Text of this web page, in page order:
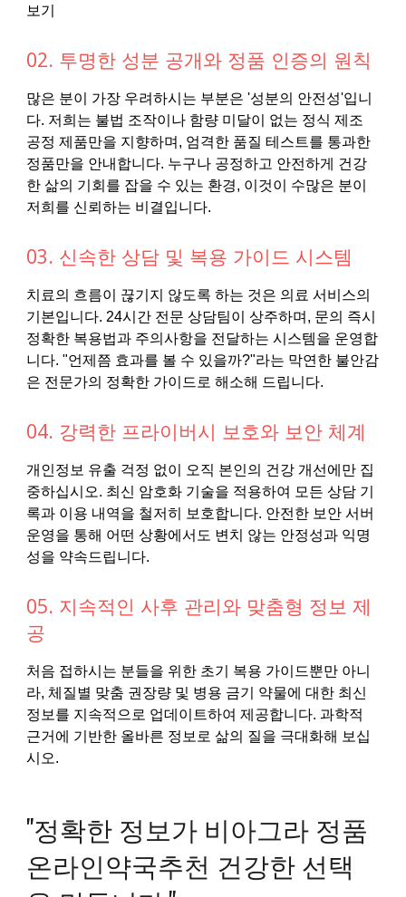
보기
02. 투명한 성분 공개와 정품 인증의 원칙
많은 분이 가장 우려하시는 부분은 '성분의 안전성'입니
다. 저희는 불법 조작이나 함량 미달이 없는 정식 제조
공정 제품만을 지향하며, 엄격한 품질 테스트를 통과한
정품만을 안내합니다. 누구나 공정하고 안전하게 건강
한 삶의 기회를 잡을 수 있는 환경, 이것이 수많은 분이
저희를 신뢰하는 비결입니다.
03. 신속한 상담 및 복용 가이드 시스템
치료의 흐름이 끊기지 않도록 하는 것은 의료 서비스의
기본입니다. 24시간 전문 상담팀이 상주하며, 문의 즉시
정확한 복용법과 주의사항을 전달하는 시스템을 운영합
니다. "언제쯤 효과를 볼 수 있을까?"라는 막연한 불안감
은 전문가의 정확한 가이드로 해소해 드립니다.
04. 강력한 프라이버시 보호와 보안 체계
개인정보 유출 걱정 없이 오직 본인의 건강 개선에만 집
중하십시오. 최신 암호화 기술을 적용하여 모든 상담 기
록과 이용 내역을 철저히 보호합니다. 안전한 보안 서버
운영을 통해 어떤 상황에서도 변치 않는 안정성과 익명
성을 약속드립니다.
05. 지속적인 사후 관리와 맞춤형 정보 제
공
처음 접하시는 분들을 위한 초기 복용 가이드뿐만 아니
라, 체질별 맞춤 권장량 및 병용 금기 약물에 대한 최신
정보를 지속적으로 업데이트하여 제공합니다. 과학적
근거에 기반한 올바른 정보로 삶의 질을 극대화해 보십
시오.
"정확한 정보가 비아그라 정품
온라인약국추천 건강한 선택